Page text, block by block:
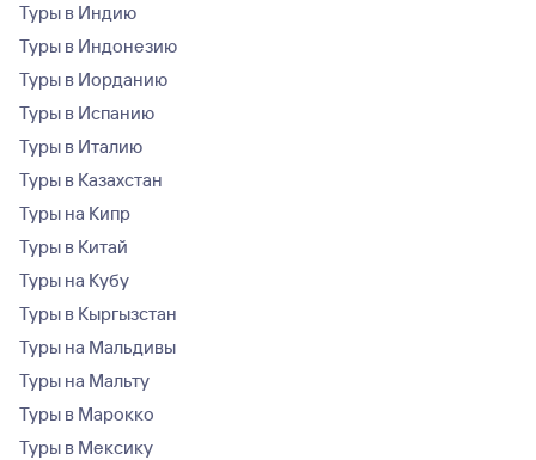
Туры в Индию
Туры в Индонезию
Туры в Иорданию
Туры в Испанию
Туры в Италию
Туры в Казахстан
Туры на Кипр
Туры в Китай
Туры на Кубу
Туры в Кыргызстан
Туры на Мальдивы
Туры на Мальту
Туры в Марокко
Туры в Мексику